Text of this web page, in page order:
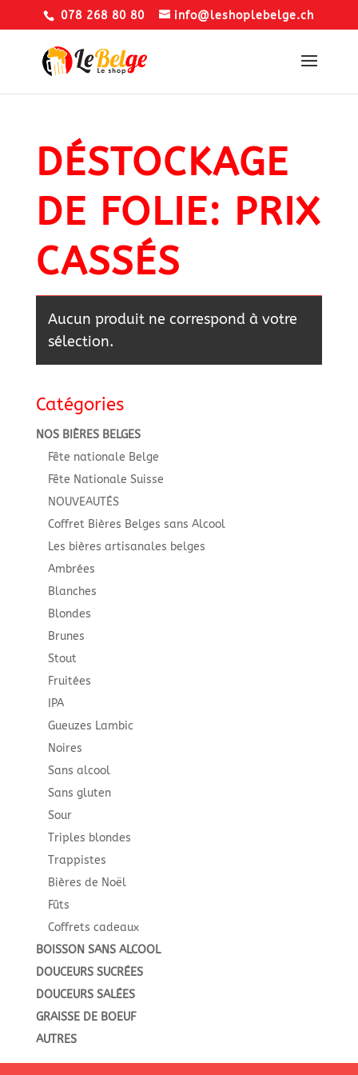
078 268 80 80 info@leshoplebelge.ch
DÉSTOCKAGE
DE FOLIE: PRIX
CASSÉS
Aucun produit ne correspond à votre
sélection.
Catégories
NOS BIÈRES BELGES
Fête nationale Belge
Fête Nationale Suisse
NOUVEAUTÉS
Coffret Bières Belges sans Alcool
Les bières artisanales belges
Ambrées
Blanches
Blondes
Brunes
Stout
Fruitées
IPA
Gueuzes Lambic
Noires
Sans alcool
Sans gluten
Sour
Triples blondes
Trappistes
Bières de Noël
Fûts
Coffrets cadeaux
BOISSON SANS ALCOOL
DOUCEURS SUCRÉES
DOUCEURS SALÉES
GRAISSE DE BOEUF
AUTRES